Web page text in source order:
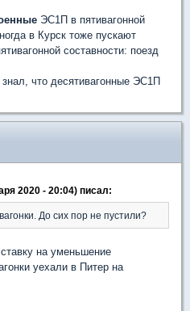
ЭС1П в пятивагонной
в Курск тоже пускают
составности: поезд
что десятивагонные ЭС1П
2020 - 20:04) писал:
До сих пор не пустили?
на уменьшение
уехали в Питер на